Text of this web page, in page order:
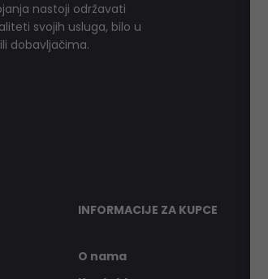
nastoji održavati
svojih usluga, bilo u
dobavljačima.
INFORMACIJE ZA KUPCE
O nama